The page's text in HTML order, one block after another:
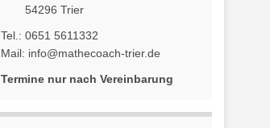
54296 Trier
Tel.: 0651 5611332
Mail: info@mathecoach-trier.de
Termine nur nach Vereinbarung